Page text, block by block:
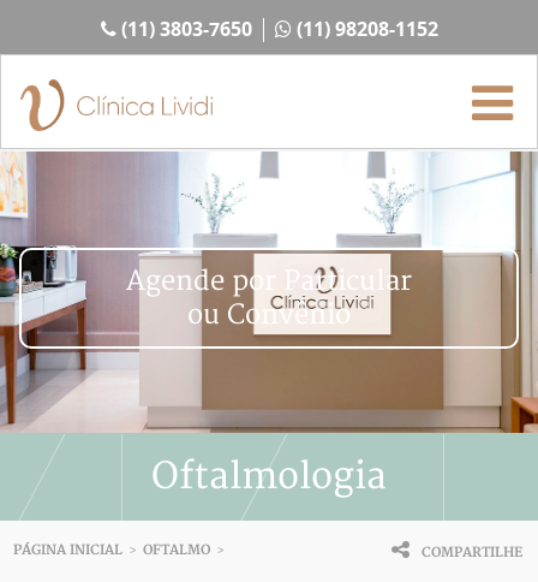
Agende por Particular
ou Convênio
(11) 3803-7650 (11) 98208-1152
Oftalmologia
PÁGINA INICIAL > OFTALMO > COMPARTILHE